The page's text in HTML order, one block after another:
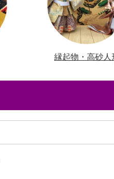
縁起物・高砂人